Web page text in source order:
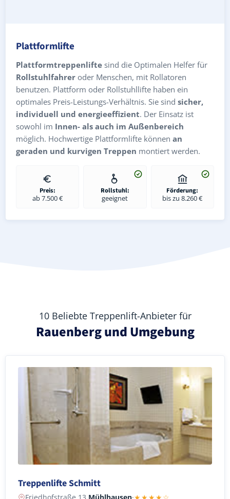
Plattformlifte
Plattformtreppenlifte sind die Optimalen Helfer für
Rollstuhlfahrer oder Menschen, mit Rollatoren
benutzen. Plattform oder Rollstuhllifte haben ein
optimales Preis-Leistungs-Verhältnis. Sie sind sicher,
individuell und energieeffizient. Der Einsatz ist
sowohl im Innen- als auch im Außenbereich
möglich. Hochwertige Plattformlifte können an
geraden und kurvigen Treppen montiert werden.
Preis:
ab 7.500 €
Rollstuhl:
geeignet
Förderung:
bis zu 8.260 €
10 Beliebte Treppenlift-Anbieter für
Rauenberg und Umgebung
Treppenlifte Schmitt